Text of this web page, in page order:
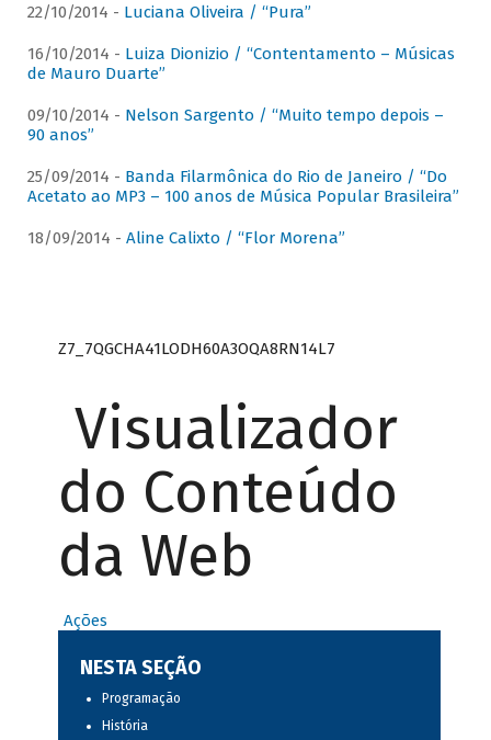
22/10/2014 - Luciana Oliveira / “Pura”
16/10/2014 - Luiza Dionizio / “Contentamento – Músicas
de Mauro Duarte”
09/10/2014 - Nelson Sargento / “Muito tempo depois –
90 anos”
25/09/2014 - Banda Filarmônica do Rio de Janeiro / “Do
Acetato ao MP3 – 100 anos de Música Popular Brasileira”
18/09/2014 - Aline Calixto / “Flor Morena”
Z7_7QGCHA41LODH60A3OQA8RN14L7
Visualizador
do Conteúdo
da Web
Ações
NESTA SEÇÃO
Programação
História